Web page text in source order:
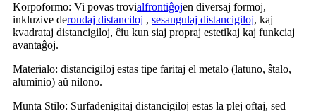
Korpoformo: Vi povas trovialfrontiĝojen diversaj formoj,
inkluzive derondaj distanciloj , sesangulaj distancigiloj, kaj
kvadrataj distancigiloj, ĉiu kun siaj propraj estetikaj kaj funkciaj
avantaĝoj.
Materialo: distancigiloj estas tipe faritaj el metalo (latuno, ŝtalo,
aluminio) aŭ nilono.
Munta Stilo: Surfadenigitaj distancigiloj estas la plej oftaj, sed